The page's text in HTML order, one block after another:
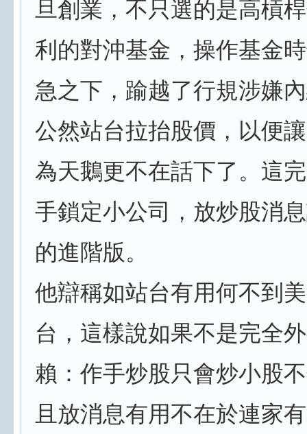
旦創業，不只選的是高槓
利的對沖基金，操作基金
急之下，踰越了行規涉嫌
公然站台拉抬股價，以便
為天鵝更不在話下了。這
手鎖定小公司，放炒股消
的進階版。
他辯稱如站台有用何不到
台，這樣說如果不是完全
賴：作手炒股只會炒小股
且放消息有用不在於連家